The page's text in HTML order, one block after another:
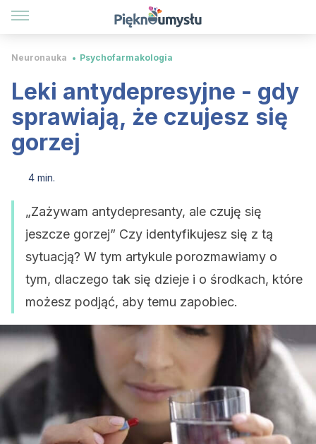
Neuronauka Psychofarmakologia
Leki antydepresyjne - gdy
sprawiają, że czujesz się
gorzej
4 min.
„Zażywam antydepresanty, ale czuję się
jeszcze gorzej” Czy identyfikujesz się z tą
sytuacją? W tym artykule porozmawiamy o
tym, dlaczego tak się dzieje i o środkach, które
możesz podjąć, aby temu zapobiec.